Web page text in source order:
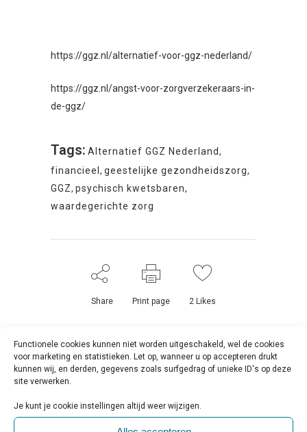
Functionele cookies kunnen niet worden uitgeschakeld, wel de cookies
voor marketing en statistieken. Let op, wanneer u op accepteren drukt
kunnen wij, en derden, gegevens zoals surfgedrag of unieke ID's op deze
site verwerken.
Je kunt je cookie instellingen altijd weer wijzigen.
https://ggz.nl/alternatief-voor-ggz-nederland/
https://ggz.nl/angst-voor-zorgverzekeraars-in-
de-ggz/
Tags: Alternatief GGZ Nederland,
financieel , geestelijke gezondheidszorg,
GGZ, psychisch kwetsbaren,
waardegerichte zorg
Share Print page 2 Likes